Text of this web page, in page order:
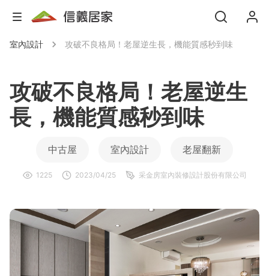
室內設計 攻破不良格局！老屋逆生長，機能質感秒到味
攻破不良格局！老屋逆生
長，機能質感秒到味
中古屋 室內設計 老屋翻新
1225 2023/04/25 采金房室內裝修設計股份有限公司